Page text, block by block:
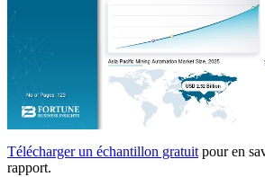
Télécharger un échantillon gratuit pour en
rapport.